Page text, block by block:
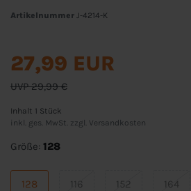
Artikelnummer J-4214-K
UVP 29,99 €
27,99 EUR
Inhalt 1 Stück
inkl. ges. MwSt. zzgl.
Versandkosten
Größe: 128
128 116 152 164